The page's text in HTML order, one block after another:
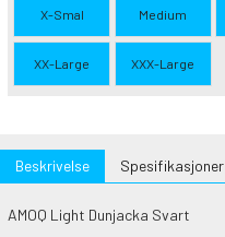
X-Smal Medium
XX-Large XXX-Large
Beskrivelse Spesifikasjoner
AMOQ Light Dunjacka Svart